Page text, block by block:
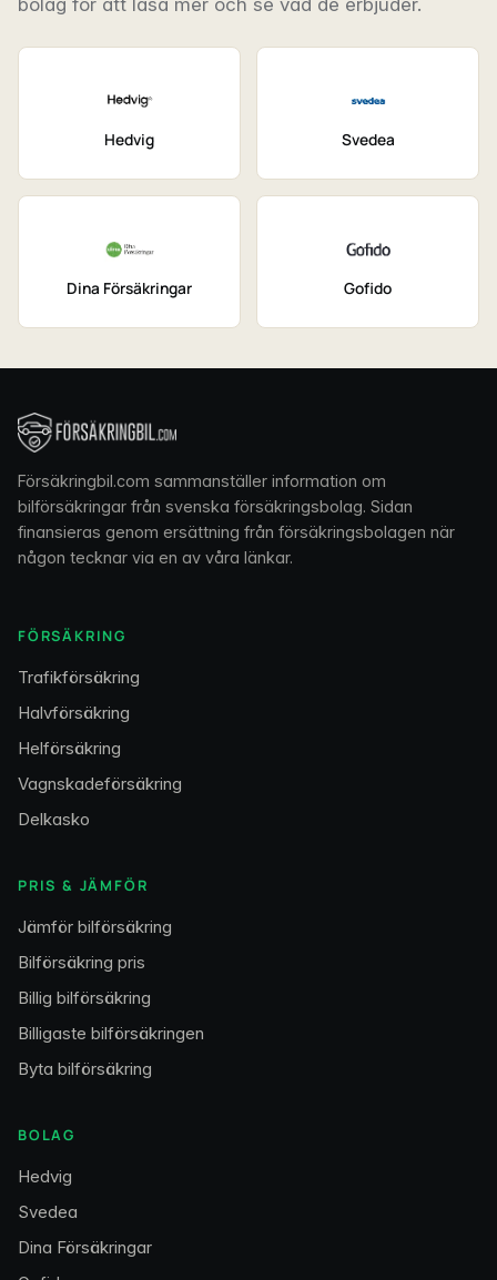
Hedvig Svedea
Dina Försäkringar Gofido
Försäkringbil.com sammanställer information om
bilförsäkringar från svenska försäkringsbolag. Sidan
finansieras genom ersättning från försäkringsbolagen när
någon tecknar via en av våra länkar.
FÖRSÄKRING
Trafikförsäkring
Halvförsäkring
Helförsäkring
Vagnskadeförsäkring
Delkasko
PRIS & JÄMFÖR
Jämför bilförsäkring
Bilförsäkring pris
Billig bilförsäkring
Billigaste bilförsäkringen
Byta bilförsäkring
BOLAG
Hedvig
Svedea
Dina Försäkringar